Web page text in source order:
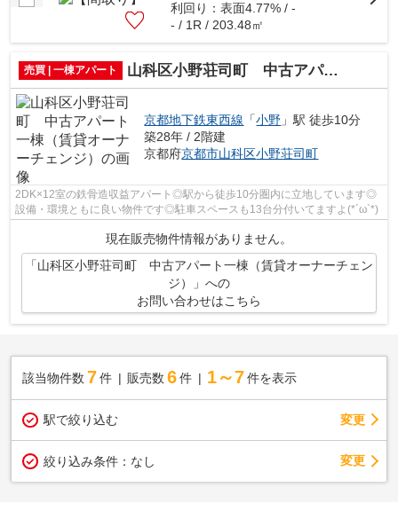
利回り：表面4.77% / -
- / 1R / 203.48㎡
売買 | 一棟アパート 山科区小野荘司町 中古アパート一棟（賃貸オーナーチェンジ）
京都地下鉄東西線 「小野 」駅 徒歩10分
築28年 / 2階建
京都府京都市山科区小野荘司町
2DK×12室の鉄骨造収益アパート◎駅から徒歩10分圏内に立地しています◎
設備・環境ともに良い物件です◎駐車スペースも13台分付いてますよ(*´ω`*)
現在販売物件情報がありません。
「山科区小野荘司町 中古アパート一棟（賃貸オーナーチェン
ジ）」への
お問い合わせはこちら
該当物件数 7件 販売数 6 件 1～7 件を表示
駅で絞り込む 変更
絞り込み条件： なし 変更